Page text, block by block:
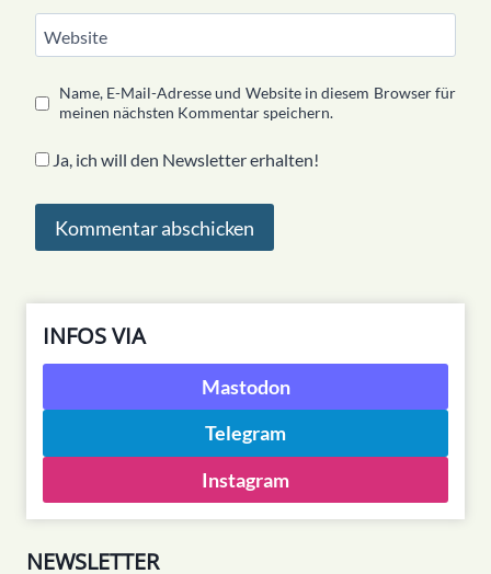
Website
Name, E-Mail-Adresse und Website in diesem Browser für
meinen nächsten Kommentar speichern.
Ja, ich will den Newsletter erhalten!
INFOS VIA
Mastodon
Telegram
Instagram
NEWSLETTER